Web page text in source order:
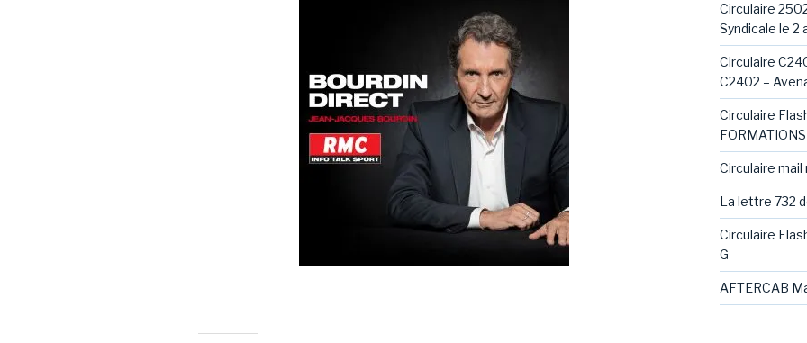
Circulaire
Syndicale le 2
Circulaire
C2402 –
Circulaire
Circulaire mail
La lettre 732
Circulaire
G
AFTERCAB